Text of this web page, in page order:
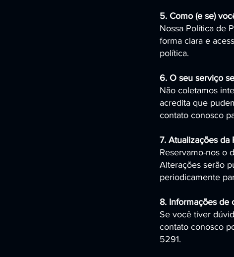
5. Como (e se)
Nossa Política de
forma clara e
política.
6. O seu serviço
Não coletamos
acredita que
contato conosco
7. Atualizações da
Reservamo-nos o
Alterações serão
periodicamente
8. Informações de
Se você tiver
contato conosco
5291.